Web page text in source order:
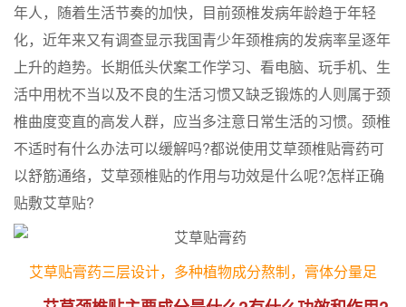
年人，随着生活节奏的加快，目前颈椎发病年龄趋于年轻
化，近年来又有调查显示我国青少年颈椎病的发病率呈逐年
上升的趋势。长期低头伏案工作学习、看电脑、玩手机、生
活中用枕不当以及不良的生活习惯又缺乏锻炼的人则属于颈
椎曲度变直的高发人群，应当多注意日常生活的习惯。颈椎
不适时有什么办法可以缓解吗?都说使用艾草颈椎贴膏药可
以舒筋通络，艾草颈椎贴的作用与功效是什么呢?怎样正确
贴敷艾草贴?
艾草贴膏药三层设计，多种植物成分熬制，膏体分量足